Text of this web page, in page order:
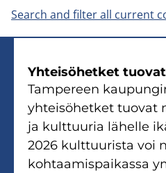
Search and filter all current
Yhteisöhetket
Tampereen
yhteisöhetket tuovat
ja kulttuuria lähelle
2026 kulttuurista voi
kohtaamispaikassa